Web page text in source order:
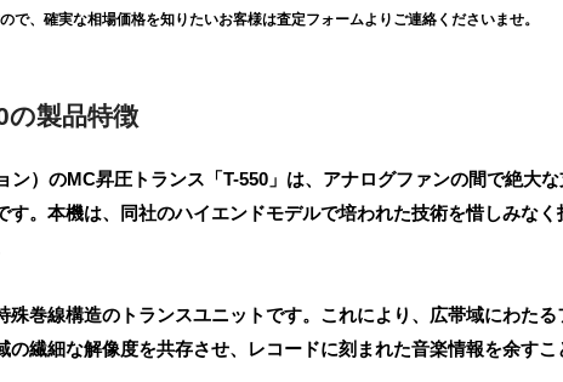
、確実な相場価格を知りたいお客様は査定フォームよりご連絡くださいませ。
の製品特徴
）のMC昇圧トランス「T-550」は、アナログファンの間で絶大
す。本機は、同社のハイエンドモデルで培われた技術を惜しみな
殊巻線構造のトランスユニットです。これにより、広帯域にわた
繊細な解像度を共存させ、レコードに刻まれた音楽情報を余すこ